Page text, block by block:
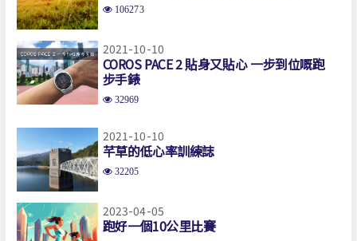
106273
2021-10-10
COROS PACE 2 貼身又貼心 一步到位嘅跑
步手錶
32969
2021-10-10
芊草的低心率訓練誌
32205
2023-04-05
跑好一個10公里比賽